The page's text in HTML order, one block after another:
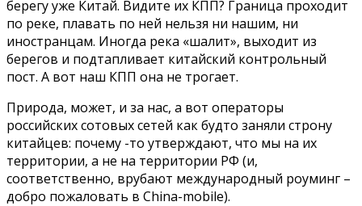
берегу уже Китай. Видите их КПП? Граница проходит
по реке, плавать по ней нельзя ни нашим, ни
иностранцам. Иногда река «шалит», выходит из
берегов и подтапливает китайский контрольный
пост. А вот наш КПП она не трогает.
Природа, может, и за нас, а вот операторы
российских сотовых сетей как будто заняли строну
китайцев: почему -то утверждают, что мы на их
территории, а не на территории РФ (и,
соответственно, врубают международный роуминг –
добро пожаловать в China-mobile).